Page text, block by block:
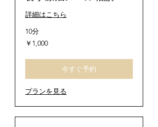
詳細はこちら
10分
1,000
円
￥1,000
今すぐ予約
プランを見る